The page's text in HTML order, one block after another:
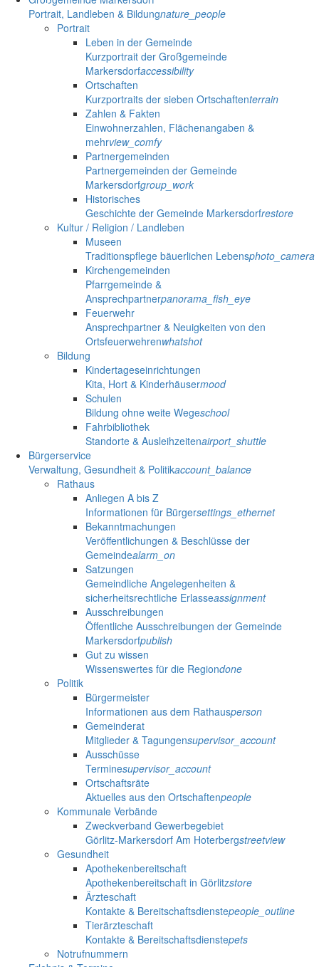
Portrait, Landleben & Bildungnature_people
Portrait
Leben in der Gemeinde
Kurzportrait der Großgemeinde
Markersdorfaccessibility
Ortschaften
Kurzportraits der sieben Ortschaftenterrain
Zahlen & Fakten
Einwohnerzahlen, Flächenangaben &
mehrview_comfy
Partnergemeinden
Partnergemeinden der Gemeinde
Markersdorfgroup_work
Historisches
Geschichte der Gemeinde Markersdorfrestore
Kultur / Religion / Landleben
Museen
Traditionspflege bäuerlichen Lebensphoto_camera
Kirchengemeinden
Pfarrgemeinde &
Ansprechpartnerpanorama_fish_eye
Feuerwehr
Ansprechpartner & Neuigkeiten von den
Ortsfeuerwehrenwhatshot
Bildung
Kindertageseinrichtungen
Kita, Hort & Kinderhäusermood
Schulen
Bildung ohne weite Wegeschool
Fahrbibliothek
Standorte & Ausleihzeitenairport_shuttle
Bürgerservice
Verwaltung, Gesundheit & Politikaccount_balance
Rathaus
Anliegen A bis Z
Informationen für Bürgersettings_ethernet
Bekanntmachungen
Veröffentlichungen & Beschlüsse der
Gemeindealarm_on
Satzungen
Gemeindliche Angelegenheiten &
sicherheitsrechtliche Erlasseassignment
Ausschreibungen
Öffentliche Ausschreibungen der Gemeinde
Markersdorfpublish
Gut zu wissen
Wissenswertes für die Regiondone
Politik
Bürgermeister
Informationen aus dem Rathausperson
Gemeinderat
Mitglieder & Tagungensupervisor_account
Ausschüsse
Terminesupervisor_account
Ortschaftsräte
Aktuelles aus den Ortschaftenpeople
Kommunale Verbände
Zweckverband Gewerbegebiet
Görlitz-Markersdorf Am Hoterbergstreetview
Gesundheit
Apothekenbereitschaft
Apothekenbereitschaft in Görlitzstore
Ärzteschaft
Kontakte & Bereitschaftsdienstepeople_outline
Tierärzteschaft
Kontakte & Bereitschaftsdienstepets
Notrufnummern